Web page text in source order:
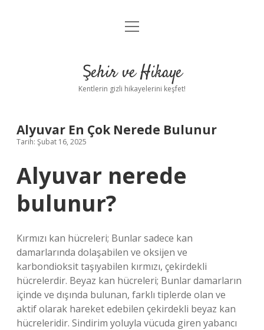
Anasayfa
Yasal Uyarı
menüyü
Şehir ve Hikaye
Kentlerin gizli hikayelerini keşfet!
Alyuvar En Çok Nerede Bulunur
Tarih: Şubat 16, 2025
Alyuvar nerede
bulunur?
Kırmızı kan hücreleri; Bunlar sadece kan
damarlarında dolaşabilen ve oksijen ve
karbondioksit taşıyabilen kırmızı, çekirdekli
hücrelerdir. Beyaz kan hücreleri; Bunlar damarların
içinde ve dışında bulunan, farklı tiplerde olan ve
aktif olarak hareket edebilen çekirdekli beyaz kan
hücreleridir. Sindirim yoluyla vücuda giren yabancı